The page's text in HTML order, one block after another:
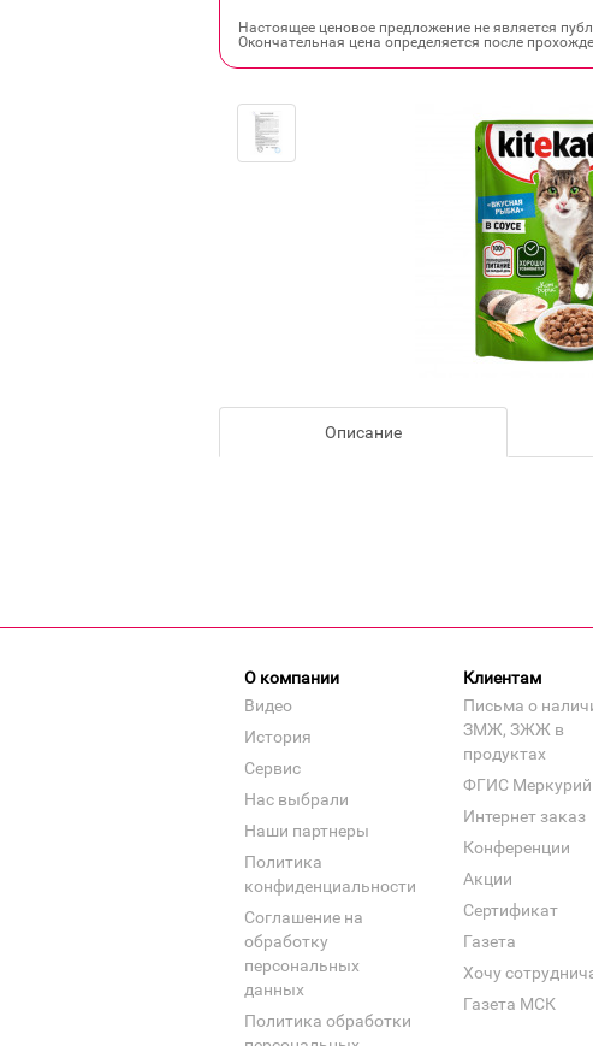
Настоящее ценовое предложение не является
Окончательная цена определяется после
Описание
О компании
Видео
История
Сервис
Нас выбрали
Наши партнеры
Политика
конфиденциальности
Соглашение на
обработку
персональных
данных
Политика обработки
Клиентам
Письма о
ЗМЖ, ЗЖЖ в
продуктах
ФГИС Меркурий
Интернет заказ
Конференции
Акции
Сертификат
Газета
Хочу
Газета МСК